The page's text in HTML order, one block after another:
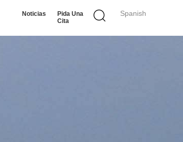
Spanish
Noticias
Pida Una
Cita